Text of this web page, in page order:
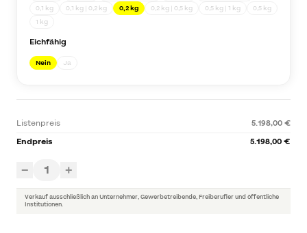
0,1 kg
0,1 kg | 0,2 kg 0,2 kg 0,2 kg | 0,5 kg 0,5 kg | 1 kg
0,5 kg
1 kg
Eichfähig
Nein Ja
Listenpreis
5.198,00 €
Endpreis
5.198,00 €
− 1 +
Verkauf ausschließlich an Unternehmer, Gewerbetreibende, Freiberufler und öffentliche
Institutionen.